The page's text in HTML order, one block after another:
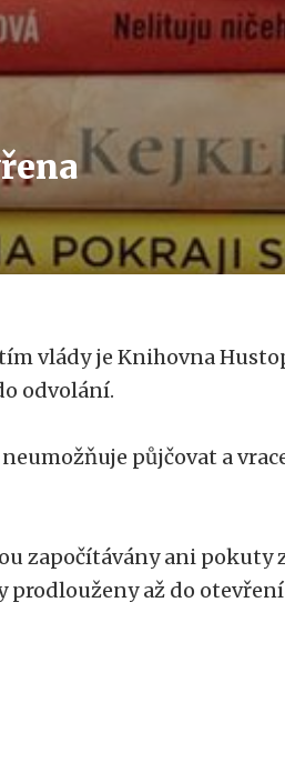
vlády je Knihovna
odvolání.
půjčovat a
započítávány ani pokuty
prodlouženy až do